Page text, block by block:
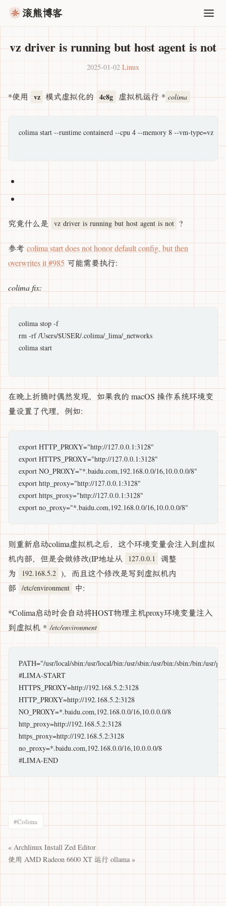
滚熊博客
vz driver is running but host agent is not
2025-01-02·Linux
*使用 vz 模式虚拟化的 4c8g 虚拟机运行 * colima
colima start --runtime containerd --cpu 4 --memory 8 --vm-type=vz
究竟什么是 vz driver is running but host agent is not ?
参考 colima start does not honor default config, but then
overwrites it #985 可能需要执行:
colima fix:
colima stop -f
rm -rf /Users/$USER/.colima/_lima/_networks
colima start
在晚上折腾时偶然发现，如果我的 macOS 操作系统环境变
量设置了代理，例如:
export HTTP_PROXY="http://127.0.0.1:3128"
export HTTPS_PROXY="http://127.0.0.1:3128"
export NO_PROXY="*.baidu.com,192.168.0.0/16,10.0.0.0/8"
export http_proxy="http://127.0.0.1:3128"
export https_proxy="http://127.0.0.1:3128"
则重新启动colima虚拟机之后，这个环境变量会注入到虚拟
机内部，但是会做修改(IP地址从
127.0.0.1 调整
为
192.168.5.2 )，而且这个修改是写到虚拟机内
部
/etc/environment 中:
*Colima启动时会自动将HOST物理主机proxy环境变量注入
到虚拟机 * /etc/environment
PATH="/usr/local/sbin:/usr/local/bin:/usr/sbin:/usr/bin:/sbin:/bin:/usr/
#LIMA-START
HTTPS_PROXY=http://192.168.5.2:3128
HTTP_PROXY=http://192.168.5.2:3128
NO_PROXY=*.baidu.com,192.168.0.0/16,10.0.0.0/8
http_proxy=http://192.168.5.2:3128
https_proxy=http://192.168.5.2:3128
no_proxy=*.baidu.com,192.168.0.0/16,10.0.0.0/8
#Colima
« Archlinux Install Zed Editor
使用 AMD Radeon 6600 XT 运行 ollama »